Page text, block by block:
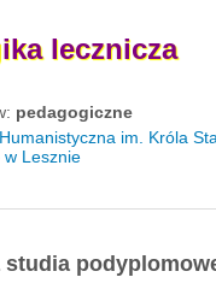
lecznicza
pedagogiczne
im. Króla
w Lesznie
studia